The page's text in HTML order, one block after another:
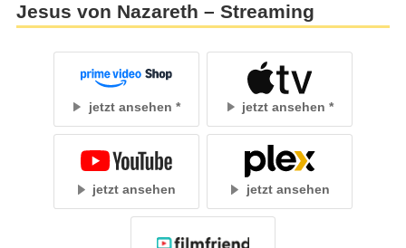
Jesus von Nazareth – Streaming
jetzt ansehen jetzt ansehen
jetzt ansehen jetzt ansehen